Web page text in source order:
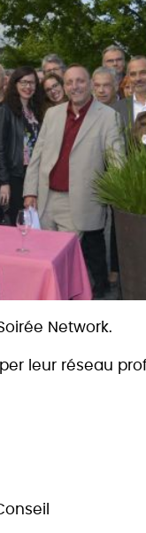
Network.
leur réseau